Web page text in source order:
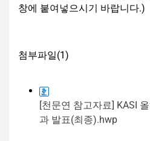
창에 붙여넣으시기 바랍니다.)
첨부파일(1)
[천문연 참고자료] KASI
과 발표(최종).hwp